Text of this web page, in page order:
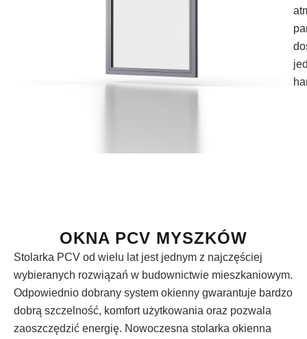
OKNA PCV MYSZKÓW
Stolarka PCV od wielu lat jest jednym z najczęściej
wybieranych rozwiązań w budownictwie mieszkaniowym.
Odpowiednio dobrany system okienny gwarantuje bardzo
dobrą szczelność, komfort użytkowania oraz pozwala
zaoszczędzić energię. Nowoczesna stolarka okienna